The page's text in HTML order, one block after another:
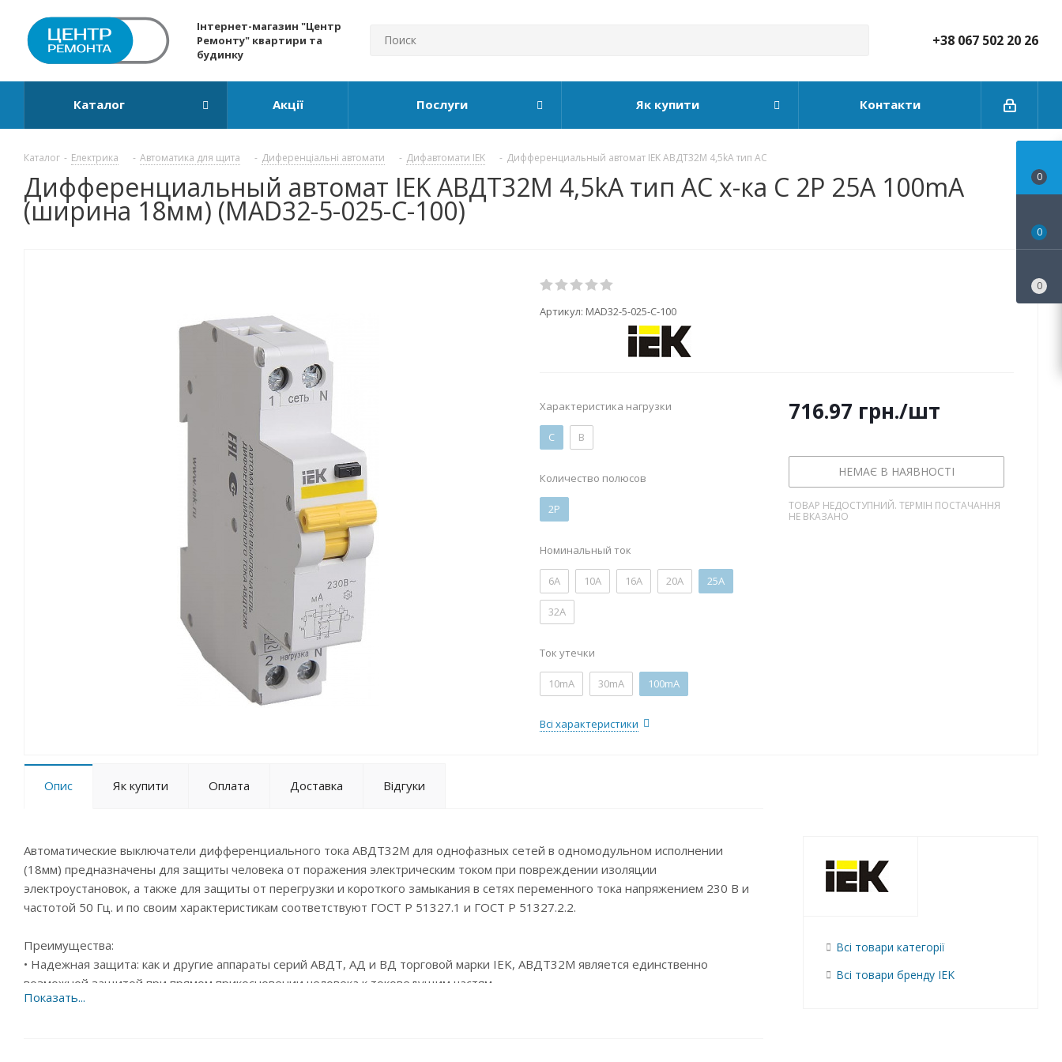
Інтернет-магазин "Центр
Ремонту" квартири та
будинку
+38 067 502 20 26
Каталог Акції Послуги Як купити Контакти
Каталог - Електрика - Автоматика для щита - Диференціальні автомати - Дифавтомати IEK - Дифференциальный автомат IEK АВДТ32М 4,5kA тип АС
Дифференциальный автомат IEK АВДТ32М 4,5kA тип АС х-ка C 2P 25А 100mA
(ширина 18мм) (MAD32-5-025-C-100)
Артикул: MAD32-5-025-C-100
Характеристика нагрузки
C B
Количество полюсов
2P
Номинальный ток
6А 10А 16А 20А 25А
32А
Ток утечки
10mA 30mA 100mA
Всі характеристики
716.97 грн./шт
НЕМАЄ В НАЯВНОСТІ
ТОВАР НЕДОСТУПНИЙ. ТЕРМІН ПОСТАЧАННЯ
НЕ ВКАЗАНО
Опис Як купити Оплата Доставка Відгуки
Автоматические выключатели дифференциального тока АВДТ32М для однофазных сетей в одномодульном исполнении
(18мм) предназначены для защиты человека от поражения электрическим током при повреждении изоляции
электроустановок, а также для защиты от перегрузки и короткого замыкания в сетях переменного тока напряжением 230 В и
частотой 50 Гц. и по своим характеристикам соответствуют ГОСТ Р 51327.1 и ГОСТ Р 51327.2.2.
Преимущества:
• Надежная защита: как и другие аппараты серий АВДТ, АД и ВД торговой марки IEK, АВДТ32М является единственно
возможной защитой при прямом прикосновении человека к токоведущим частям.
• Безопасность эксплуатации: благодаря специально разработанной специалистами ГК IEK схеме подключения тестирующей
Всі товари категорії
Всі товари бренду IEK
0
0
0